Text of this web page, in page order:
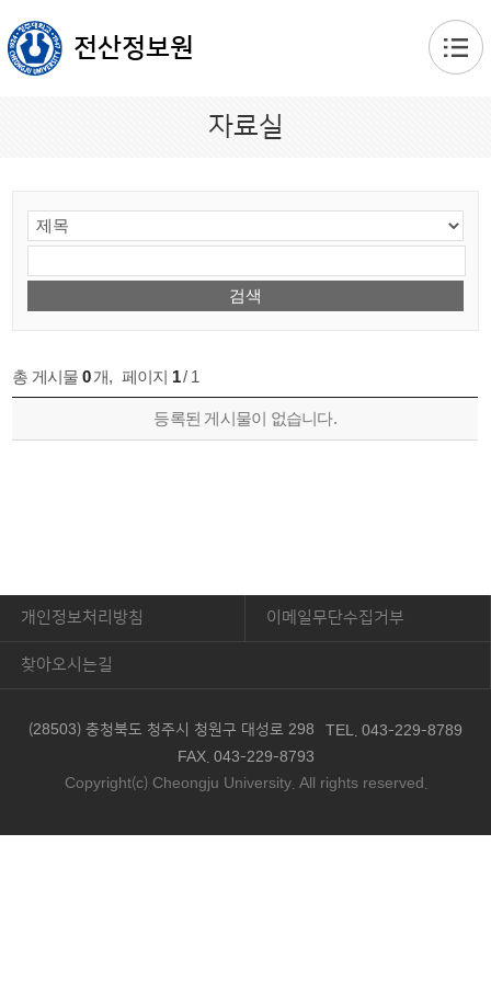
전산정보원
자료실
총 게시물 0개, 페이지 1/ 1
등록된 게시물이 없습니다.
개인정보처리방침 이메일무단수집거부
찾아오시는길
(28503) 충청북도 청주시 청원구 대성로 298
TEL. 043-229-8789
FAX. 043-229-8793
Copyright(c) Cheongju University. All rights reserved.